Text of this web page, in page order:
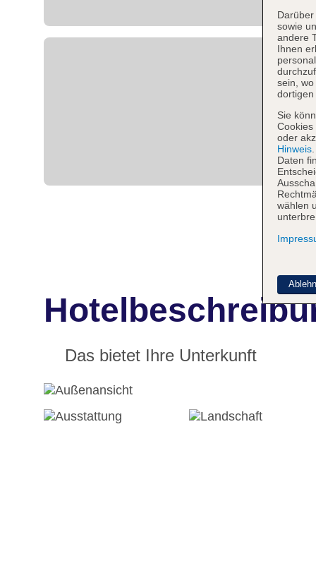
Das bietet Ihre Unterkunft
sowie
andere
Ihnen
sein,
dortigen
Sie
Cookies
oder
Hinweis
Daten
wählen